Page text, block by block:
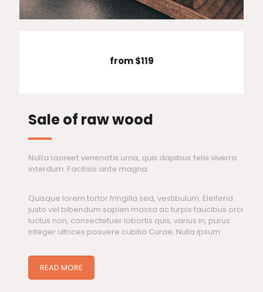
from $119
Sale of raw wood
Nulla laoreet venenatis urna, quis dapibus felis viverra
interdum. Facilisis ante magna.
Quisque lorem tortor fringilla sed, vestibulum. Eleifend
justo vel bibendum sapien massa ac turpis faucibus orci
luctus non, consectetuer lobortis quis, varius in, purus.
Integer ultrices posuere cubilia Curae, Nulla ipsum
READ MORE